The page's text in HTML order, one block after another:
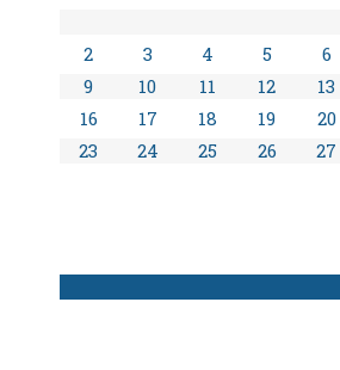
2
3 4 5 6
9
10 11 12 13
16
17 18 19 20
23
24 25 26 27